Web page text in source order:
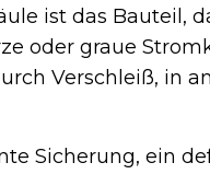
ist das Bauteil,
oder graue
Verschleiß, in
Sicherung, ein